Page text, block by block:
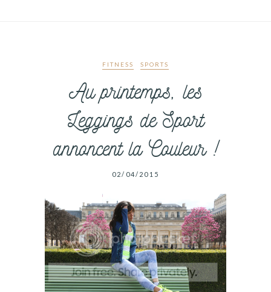
FITNESS SPORTS
Au printemps, les
Leggings de Sport
annoncent la Couleur !
02/04/2015